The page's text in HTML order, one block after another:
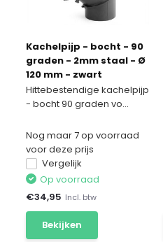
Kachelpijp - bocht - 90
graden - 2mm staal - Ø
120 mm - zwart
Hittebestendige kachelpijp
- bocht 90 graden vo...
Nog maar 7 op voorraad
voor deze prijs
Vergelijk
Op voorraad
€34,95 Incl. btw
Bekijken